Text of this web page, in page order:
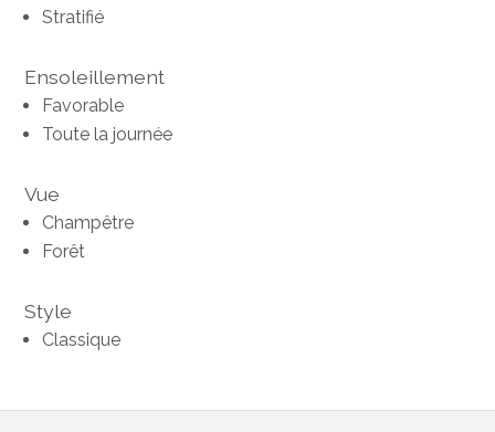
Stratifié
Ensoleillement
Favorable
Toute la journée
Vue
Champêtre
Forêt
Style
Classique